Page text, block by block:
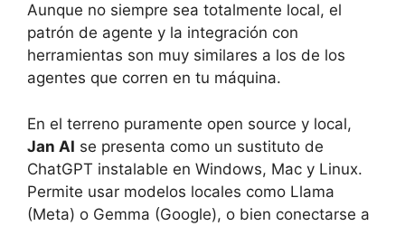
Aunque no siempre sea totalmente local, el
patrón de agente y la integración con
herramientas son muy similares a los de los
agentes que corren en tu máquina.
En el terreno puramente open source y local,
Jan AI se presenta como un sustituto de
ChatGPT instalable en Windows, Mac y Linux.
Permite usar modelos locales como Llama
(Meta) o Gemma (Google), o bien conectarse a